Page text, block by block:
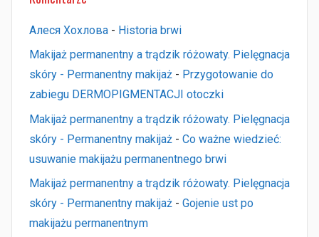
Алеся Хохлова - Historia brwi
Makijaż permanentny a trądzik różowaty. Pielęgnacja
skóry - Permanentny makijaż - Przygotowanie do
zabiegu DERMOPIGMENTACJI otoczki
Makijaż permanentny a trądzik różowaty. Pielęgnacja
skóry - Permanentny makijaż - Co ważne wiedzieć:
usuwanie makijażu permanentnego brwi
Makijaż permanentny a trądzik różowaty. Pielęgnacja
skóry - Permanentny makijaż - Gojenie ust po
makijażu permanentnym